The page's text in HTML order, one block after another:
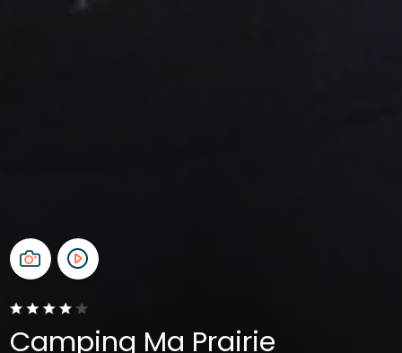
Camping Ma Prairie